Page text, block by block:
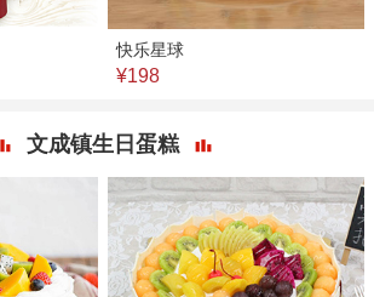
快乐星球
¥198
文成镇生日蛋糕